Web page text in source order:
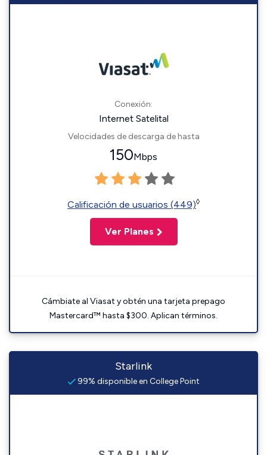
Conexión:
Internet Satelital
Velocidades de descarga de hasta
150Mbps
Calificación de usuarios (449)◊
Ver Planes
Cámbiate al Viasat y obtén una tarjeta prepago
Mastercard™ hasta $300. Aplican términos.
Starlink
99% disponible en College Point